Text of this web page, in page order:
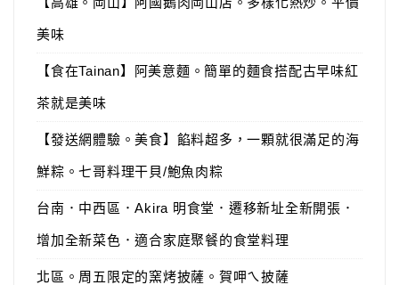
美味
【食在Tainan】阿美意麵。簡單的麵食搭配古早味紅
茶就是美味
【發送網體驗。美食】餡料超多，一顆就很滿足的海
鮮粽。七哥料理干貝/鮑魚肉粽
台南．中西區．Akira 明食堂．遷移新址全新開張．
增加全新菜色．適合家庭聚餐的食堂料理
北區。周五限定的窯烤披薩。賀呷ㄟ披薩